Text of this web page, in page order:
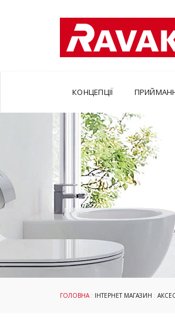
КОНЦЕПЦІЇ
ГОЛОВНА: ІНТЕРНЕТ МАГАЗИН :